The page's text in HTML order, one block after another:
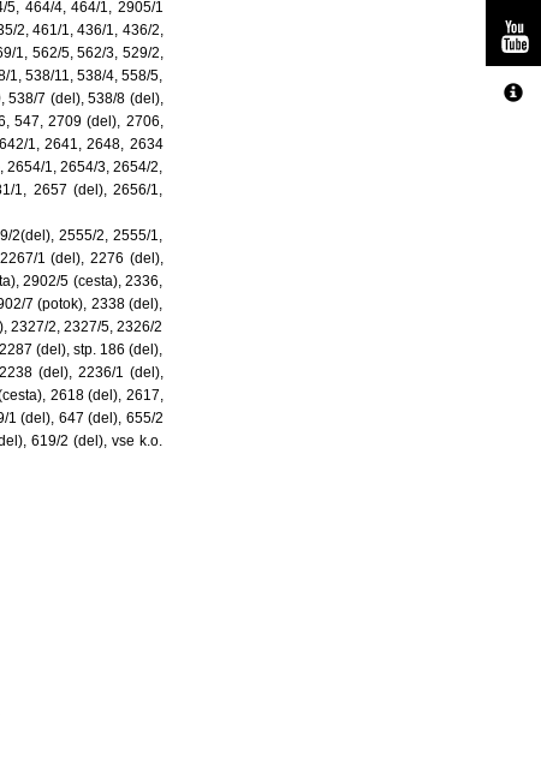
464/4, 464/1, 2905/1
2, 461/1, 436/1, 436/2,
1, 562/5, 562/3, 529/2,
538/11, 538/4, 558/5,
538/7 (del), 538/8 (del),
547, 2709 (del), 2706,
1, 2641, 2648, 2634
1, 2654/3, 2654/2,
1, 2657 (del), 2656/1,
2555/2, 2555/1,
1 (del), 2276 (del),
2902/5 (cesta), 2336,
7 (potok), 2338 (del),
2327/2, 2327/5, 2326/2
(del), stp. 186 (del),
(del), 2236/1 (del),
2618 (del), 2617,
1 (del), 647 (del), 655/2
619/2 (del), vse k.o.